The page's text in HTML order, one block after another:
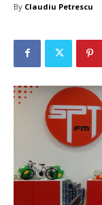
By Claudiu Petrescu